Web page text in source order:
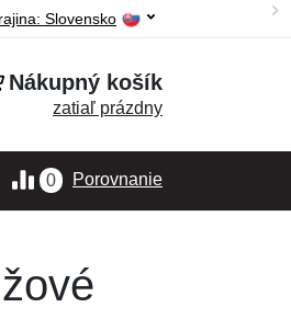
Slovensko
Nákupný košík
zatiaľ prázdny
0 Porovnanie